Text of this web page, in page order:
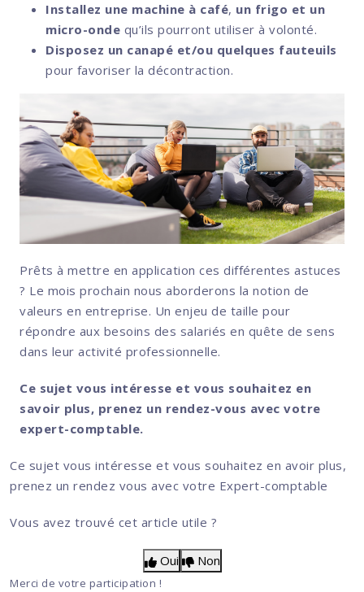
Installez une machine à café, un frigo et un
micro-onde qu’ils pourront utiliser à volonté.
Disposez un canapé et/ou quelques fauteuils
pour favoriser la décontraction.
Prêts à mettre en application ces différentes astuces
? Le mois prochain nous aborderons la notion de
valeurs en entreprise. Un enjeu de taille pour
répondre aux besoins des salariés en quête de sens
dans leur activité professionnelle.
Ce sujet vous intéresse et vous souhaitez en
savoir plus, prenez un rendez-vous avec votre
expert-comptable.
Ce sujet vous intéresse et vous souhaitez en avoir plus,
prenez un rendez vous avec votre Expert-comptable
Vous avez trouvé cet article utile ?
Oui Non
Merci de votre participation !